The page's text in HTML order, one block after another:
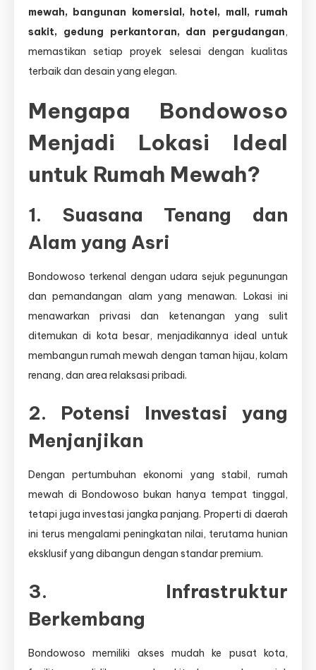
mewah, bangunan komersial, hotel, mall, rumah
sakit, gedung perkantoran, dan pergudangan,
memastikan setiap proyek selesai dengan kualitas
terbaik dan desain yang elegan.
Mengapa Bondowoso
Menjadi Lokasi Ideal
untuk Rumah Mewah?
1. Suasana Tenang dan
Alam yang Asri
Bondowoso terkenal dengan udara sejuk pegunungan
dan pemandangan alam yang menawan. Lokasi ini
menawarkan privasi dan ketenangan yang sulit
ditemukan di kota besar, menjadikannya ideal untuk
membangun rumah mewah dengan taman hijau, kolam
renang, dan area relaksasi pribadi.
2. Potensi Investasi yang
Menjanjikan
Dengan pertumbuhan ekonomi yang stabil, rumah
mewah di Bondowoso bukan hanya tempat tinggal,
tetapi juga investasi jangka panjang. Properti di daerah
ini terus mengalami peningkatan nilai, terutama hunian
eksklusif yang dibangun dengan standar premium.
3. Infrastruktur
Berkembang
Bondowoso memiliki akses mudah ke pusat kota,